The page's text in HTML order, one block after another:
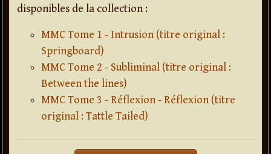
disponibles de la collection :
MMC Tome 1 - Intrusion (titre original :
Springboard)
MMC Tome 2 - Subliminal (titre original :
Between the lines)
MMC Tome 3 - Réflexion - Réflexion (titre
original : Tattle Tailed)